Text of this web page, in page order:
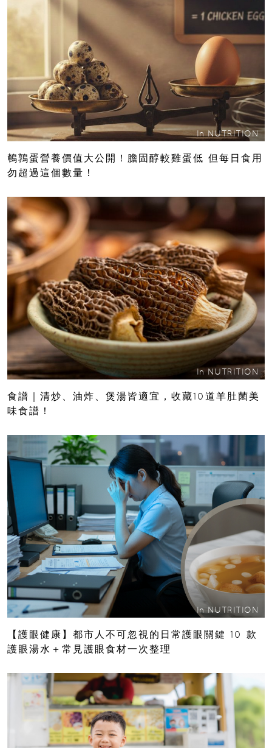
In NUTRITION
鵪鶉蛋營養價值大公開！膽固醇較雞蛋低 但每日食用
勿超過這個數量！
In NUTRITION
食譜｜清炒、油炸、煲湯皆適宜，收藏10道羊肚菌美
味食譜！
In NUTRITION
【護眼健康】都市人不可忽視的日常護眼關鍵 10 款
護眼湯水＋常見護眼食材一次整理